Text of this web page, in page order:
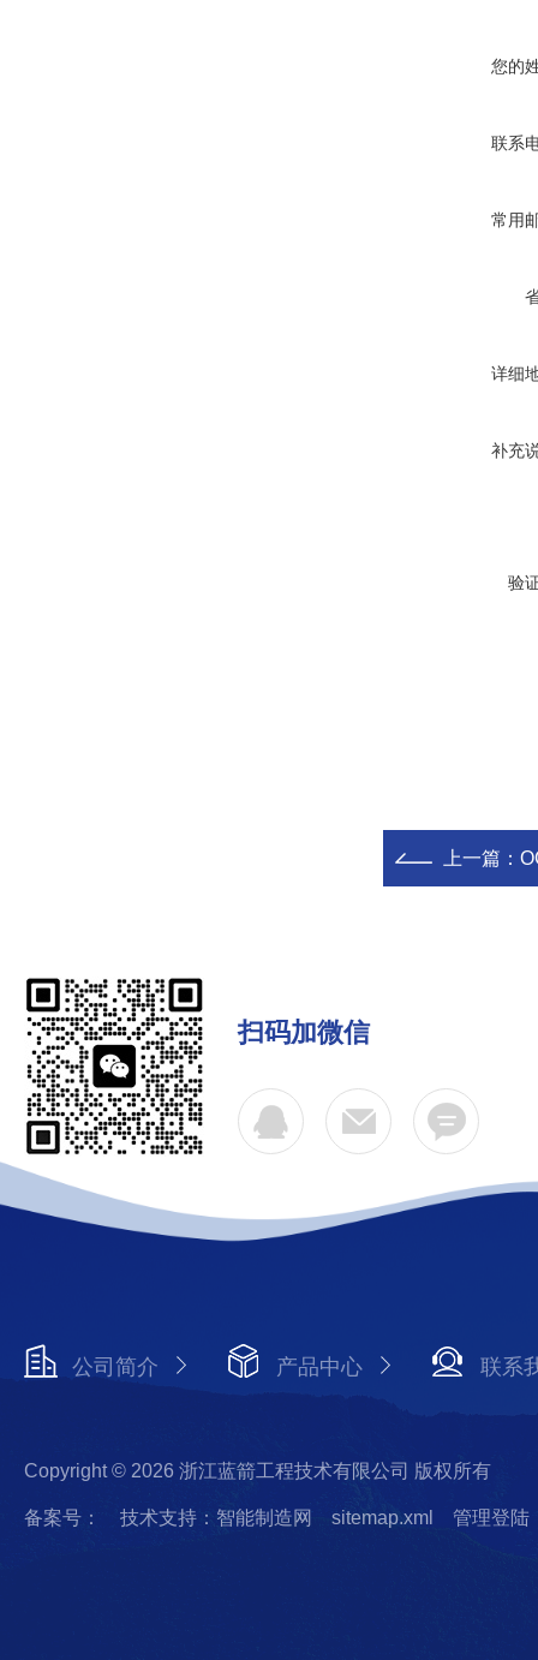
您的
联系
常用
详细
补充
验
上一篇：
扫码加微信
公司简介 产品中心 联系
Copyright © 2026 浙江蓝箭工程技术有限公司 版权所有
备案号： 技术支持：智能制造网 sitemap.xml 管理登陆